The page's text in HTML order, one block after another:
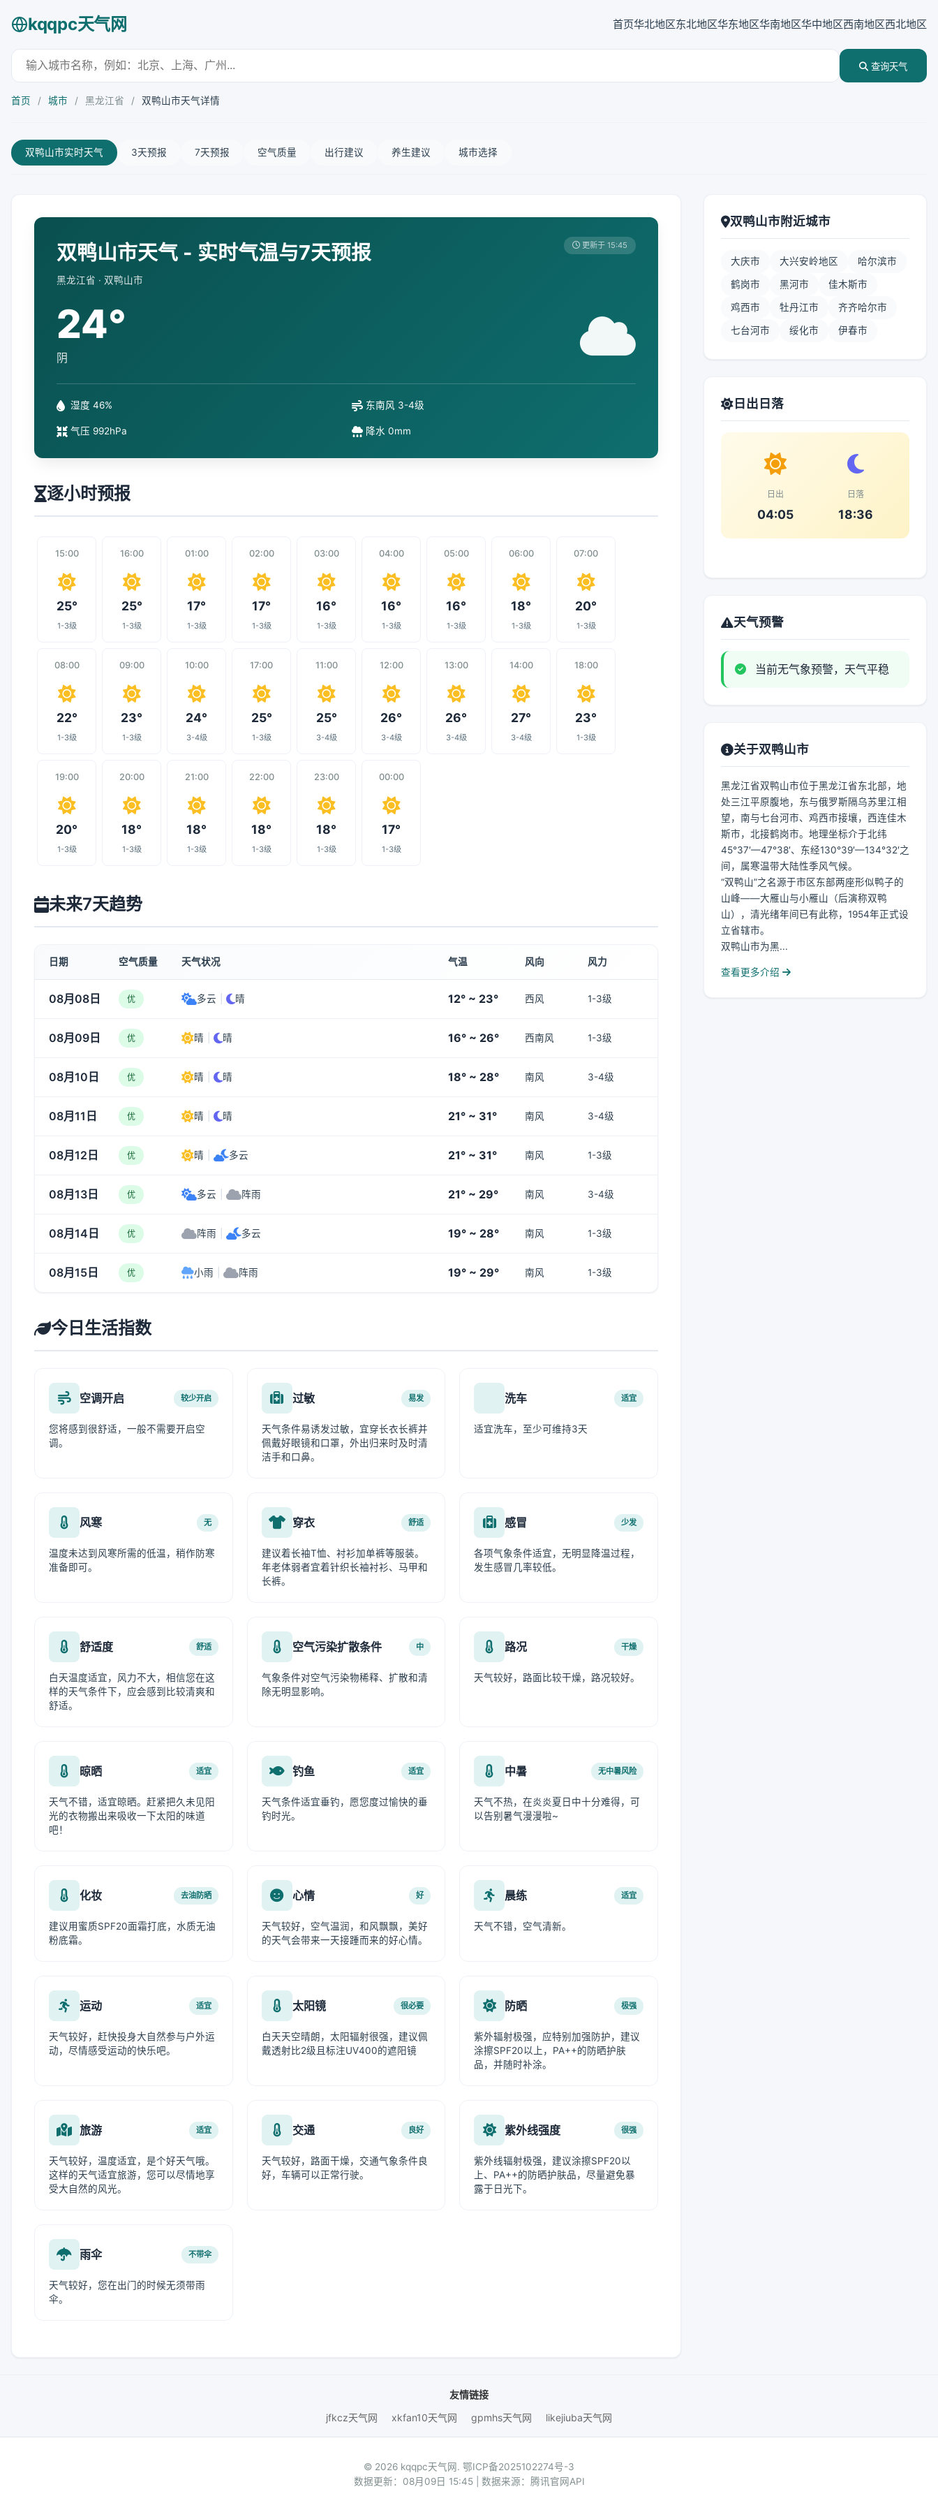
kqqpc天气网 首页华北地区东北地区华东地区华南地区华中地区西南地区西北地区
查询天气
首页 / 城市 / 黑龙江省 / 双鸭山市天气详情
双鸭山市实时天气 3天预报 7天预报 空气质量 出行建议 养生建议 城市选择
双鸭山市天气 - 实时气温与7天预报
黑龙江省 · 双鸭山市
更新于 15:45
24°
阴
湿度 46% 东南风 3-4级
气压 992hPa 降水 0mm
逐小时预报
15:00
25°
1-3级
16:00
25°
1-3级
01:00
17°
1-3级
02:00
17°
1-3级
03:00
16°
1-3级
04:00
16°
1-3级
05:00
16°
1-3级
06:00
18°
1-3级
07:00
20°
1-3级
08:00
22°
1-3级
09:00
23°
1-3级
10:00
24°
3-4级
17:00
25°
1-3级
11:00
25°
3-4级
12:00
26°
3-4级
13:00
26°
3-4级
14:00
27°
3-4级
18:00
23°
1-3级
19:00
20°
1-3级
20:00
18°
1-3级
21:00
18°
1-3级
22:00
18°
1-3级
23:00
18°
1-3级
00:00
17°
1-3级
未来7天趋势
日期 空气质量 天气状况 气温 风向 风力
08月08日 优 多云 晴 12° ~ 23° 西风 1-3级
08月09日 优 晴 晴 16° ~ 26° 西南风 1-3级
08月10日 优 晴 晴 18° ~ 28° 南风 3-4级
08月11日 优 晴 晴 21° ~ 31° 南风 3-4级
08月12日 优 晴 多云 21° ~ 31° 南风 1-3级
08月13日 优 多云 阵雨 21° ~ 29° 南风 3-4级
08月14日 优 阵雨 多云 19° ~ 28° 南风 1-3级
08月15日 优 小雨 阵雨 19° ~ 29° 南风 1-3级
今日生活指数
空调开启 较少开启
您将感到很舒适，一般不需要开启空
调。
过敏 易发
天气条件易诱发过敏，宜穿长衣长裤并
佩戴好眼镜和口罩，外出归来时及时清
洁手和口鼻。
洗车 适宜
适宜洗车，至少可维持3天
风寒 无
温度未达到风寒所需的低温，稍作防寒
准备即可。
穿衣 舒适
建议着长袖T恤、衬衫加单裤等服装。
年老体弱者宜着针织长袖衬衫、马甲和
长裤。
感冒 少发
各项气象条件适宜，无明显降温过程，
发生感冒几率较低。
舒适度 舒适
白天温度适宜，风力不大，相信您在这
样的天气条件下，应会感到比较清爽和
舒适。
空气污染扩散条件 中
气象条件对空气污染物稀释、扩散和清
除无明显影响。
路况 干燥
天气较好，路面比较干燥，路况较好。
晾晒 适宜
天气不错，适宜晾晒。赶紧把久未见阳
光的衣物搬出来吸收一下太阳的味道
吧！
钓鱼 适宜
天气条件适宜垂钓，愿您度过愉快的垂
钓时光。
中暑 无中暑风险
天气不热，在炎炎夏日中十分难得，可
以告别暑气漫漫啦~
化妆 去油防晒
建议用蜜质SPF20面霜打底，水质无油
粉底霜。
心情 好
天气较好，空气温润，和风飘飘，美好
的天气会带来一天接踵而来的好心情。
晨练 适宜
天气不错，空气清新。
运动 适宜
天气较好，赶快投身大自然参与户外运
动，尽情感受运动的快乐吧。
太阳镜 很必要
白天天空晴朗，太阳辐射很强，建议佩
戴透射比2级且标注UV400的遮阳镜
防晒 极强
紫外辐射极强，应特别加强防护，建议
涂擦SPF20以上，PA++的防晒护肤
品，并随时补涂。
旅游 适宜
天气较好，温度适宜，是个好天气哦。
这样的天气适宜旅游，您可以尽情地享
受大自然的风光。
交通 良好
天气较好，路面干燥，交通气象条件良
好，车辆可以正常行驶。
紫外线强度 很强
紫外线辐射极强，建议涂擦SPF20以
上、PA++的防晒护肤品，尽量避免暴
露于日光下。
雨伞 不带伞
天气较好，您在出门的时候无须带雨
伞。
双鸭山市附近城市
大庆市 大兴安岭地区 哈尔滨市
鹤岗市 黑河市 佳木斯市
鸡西市 牡丹江市 齐齐哈尔市
七台河市 绥化市 伊春市
日出日落
日出
04:05
日落
18:36
天气预警
当前无气象预警，天气平稳
关于双鸭山市
黑龙江省双鸭山市位于黑龙江省东北部，地
处三江平原腹地，东与俄罗斯隔乌苏里江相
望，南与七台河市、鸡西市接壤，西连佳木
斯市，北接鹤岗市。地理坐标介于北纬
45°37′—47°38′、东经130°39′—134°32′之
间，属寒温带大陆性季风气候。
“双鸭山”之名源于市区东部两座形似鸭子的
山峰——大雁山与小雁山（后演称双鸭
山），清光绪年间已有此称，1954年正式设
立省辖市。
双鸭山市为黑...
查看更多介绍
友情链接
jfkcz天气网
xkfan10天气网 gpmhs天气网 likejiuba天气网
© 2026 kqqpc天气网. 鄂ICP备2025102274号-3
数据更新：08月09日 15:45 | 数据来源：腾讯官网API